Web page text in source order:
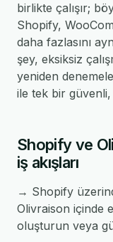
birlikte çalışır;
Shopify,
daha fazlasını
şey, eksiksiz
yeniden
ile tek bir
Shopify ve
iş akışları
→ Shopify
Olivraison içinde
oluşturun veya